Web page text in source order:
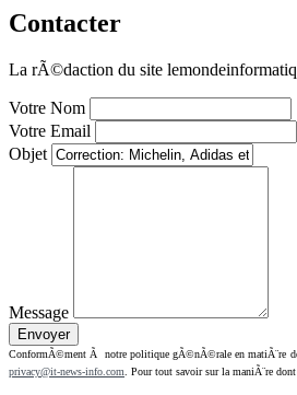
Contacter
La rÃ©daction du site
Votre Nom
Votre Email
Objet
Message
ConformÃ©ment Ã notre politique gÃ©nÃ©rale en matiÃ¨re de
privacy@it-news-info.com . Pour tout savoir sur la maniÃ¨re